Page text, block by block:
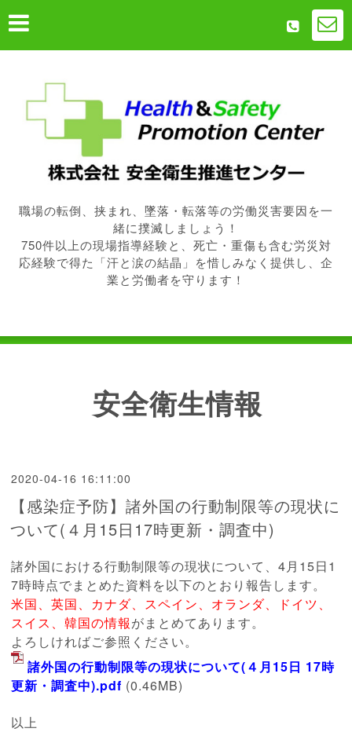
職場の転倒、挟まれ、墜落・転落等の労働災害要因を一
緒に撲滅しましょう！
750件以上の現場指導経験と、死亡・重傷も含む労災対
応経験で得た「汗と涙の結晶」を惜しみなく提供し、企
業と労働者を守ります！
安全衛生情報
2020-04-16 16:11:00
【感染症予防】諸外国の行動制限等の現状に
ついて(４月15日17時更新・調査中)
諸外国における行動制限等の現状について、4月15日1
7時時点でまとめた資料を以下のとおり報告します。
米国、英国、カナダ、スペイン、オランダ、ドイツ、
スイス、韓国の情報がまとめてあります。
よろしければご参照ください。
諸外国の行動制限等の現状について(４月15日 17時
更新・調査中).pdf (0.46MB)
以上